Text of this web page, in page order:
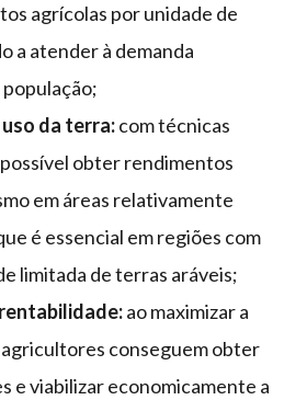
agrícolas por unidade de
a atender à demanda
da terra:com técnicas
possível obter rendimentos
em áreas relativamente
é essencial em regiões com
limitada de terras aráveis;
ao maximizar a
conseguem obter
e viabilizar economicamente a